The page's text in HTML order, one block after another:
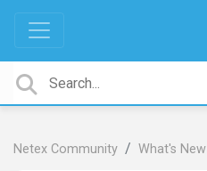
Netex Community What's New